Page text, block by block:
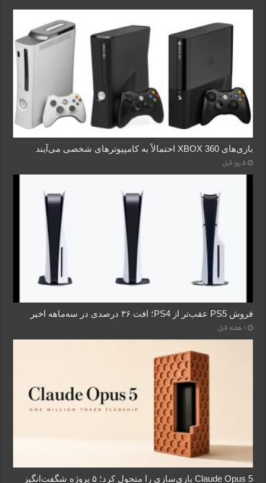
بازی‌های XBOX 360 احتمالاً به کامپیوترهای شخصی می‌آیند
5 روز قبل
فروش PS5 عقب‌تر از PS4؛ افت ۳۶ درصدی در سه‌ماهه اخیر
1 هفته قبل
Claude Opus 5 بازی‌سازی را متحول کرد؛ ۵ پروژه شگفت‌انگیز